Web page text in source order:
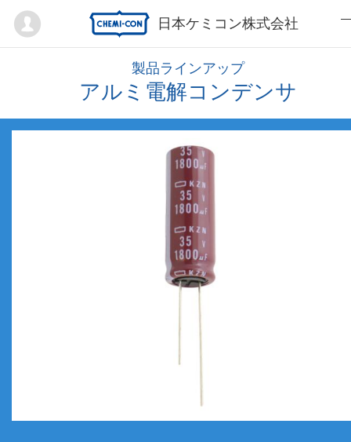
日本ケミコン株式会社
Mypage
製品ラインアップ
アルミ電解コンデンサ